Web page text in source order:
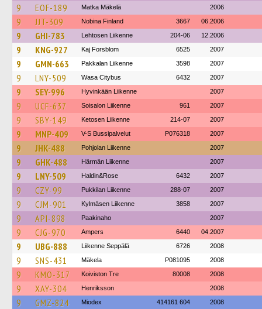
9 EOF-189 Matka Mäkelä 2006
9 JJT-309 Nobina Finland 3667 06.2006
9 GHI-783 Lehtosen Liikenne 204-06 12.2006
9 KNG-927 Kaj Forsblom 6525 2007
9 GMN-663 Pakkalan Liikenne 3598 2007
9 LNY-509 Wasa Citybus 6432 2007
9 SEY-996 Hyvinkään Liikenne 2007
9 UCF-637 Soisalon Liikenne 961 2007
9 SBY-149 Ketosen Liikenne 214-07 2007
9 MNP-409 V-S Bussipalvelut P076318 2007
9 JHK-488 Pohjolan Liikenne 2007
9 GHK-488 Härmän Liikenne 2007
9 LNY-509 Haldin&Rose 6432 2007
9 CZY-99 Pukkilan Liikenne 288-07 2007
9 CJM-901 Kylmäsen Liikenne 3858 2007
9 API-898 Paakinaho 2007
9 CJG-970 Ampers 6440 04.2007
9 UBG-888 Liikenne Seppälä 6726 2008
9 SNS-431 Mäkela P081095 2008
9 KMO-317 Koiviston Tre 80008 2008
9 XAY-304 Henriksson 2008
9 GMZ-824 Miodex 414161 604 2008